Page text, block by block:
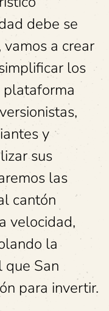
debe se
a crear
los
y
sus
las
cantón
velocidad,
la
que San
para invertir.